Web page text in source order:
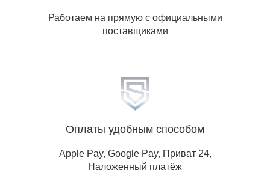
Работаем на прямую с официальными
поставщиками
Оплаты удобным способом
Apple Pay, Google Pay, Приват 24,
Наложенный платёж